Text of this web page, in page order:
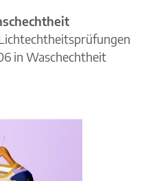
in Waschechtheit